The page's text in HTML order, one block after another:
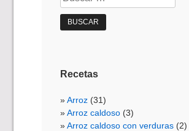
Recetas
Arroz (31)
Arroz caldoso (3)
Arroz caldoso con verduras (2)